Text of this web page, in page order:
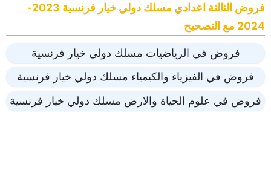
فروض الثالثة اعدادي مسلك دولي خيار فرنسية 2023-
2024 مع التصحيح
فروض في الرياضيات مسلك دولي خيار فرنسية
فروض في الفيزياء والكيمياء مسلك دولي خيار فرنسية
فروض في علوم الحياة والارض مسلك دولي خيار فرنسية